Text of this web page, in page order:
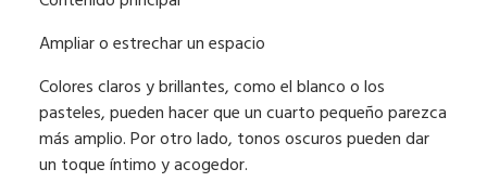
Ampliar o estrechar un espacio
Colores claros y brillantes, como el blanco o los
pasteles, pueden hacer que un cuarto pequeño parezca
más amplio. Por otro lado, tonos oscuros pueden dar
un toque íntimo y acogedor.